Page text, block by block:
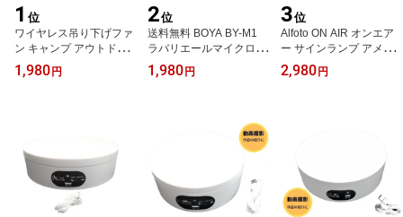
1 位
ワイヤレス吊り下げファ
ン キャンプ アウトドア
に！シーリングファン 天
井 扇風機 Taskarl 新東京
1,980円
2位
送料無料 BOYA BY-M1
ラバリエールマイクロフ
ォン
1,980円
3位
Alfoto ON AIR オンエア
ー サインランプ アメリ
カンラウンジ インテリア
等で
2,980円